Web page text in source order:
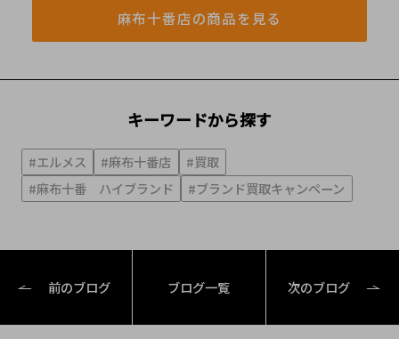
麻布十番店の商品を見る
キーワードから探す
#エルメス #麻布十番店
#買取
#麻布十番 ハイブランド
#ブランド買取キャンペーン
前のブログ ブログ一覧 次のブログ